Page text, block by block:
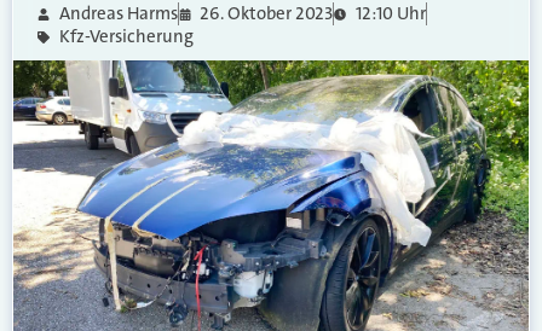
Andreas Harms 26. Oktober 2023
12:10 Uhr
Kfz-Versicherung